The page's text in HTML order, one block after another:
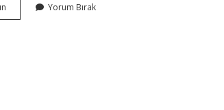
Sentezinde
Yorum Bırak